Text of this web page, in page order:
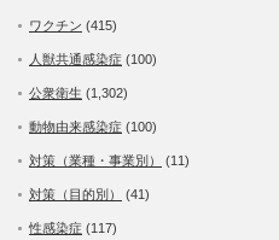
ワクチン (415)
人獣共通感染症 (100)
公衆衛生 (1,302)
動物由来感染症 (100)
対策（業種・事業別） (11)
対策（目的別） (41)
性感染症 (117)